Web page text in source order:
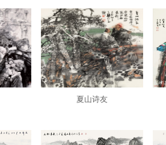
夏山诗友